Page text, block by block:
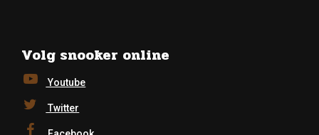
Volg snooker online
Youtube
Twitter